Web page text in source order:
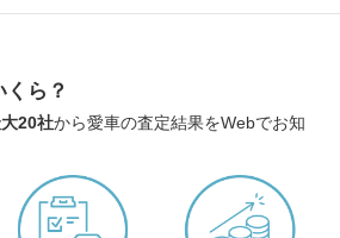
ら？
20社から愛車の査定結果をWebでお知